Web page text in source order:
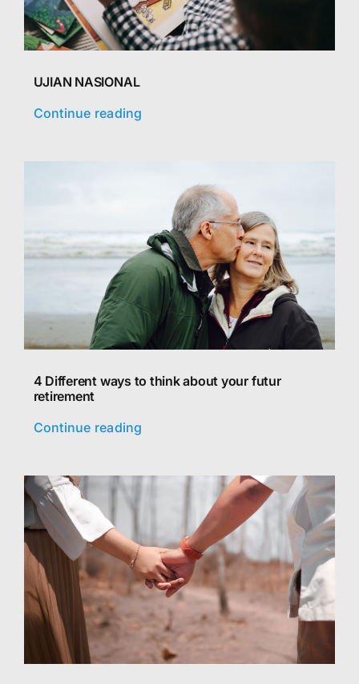
UJIAN NASIONAL
Continue reading
4 Different ways to think about your futur
retirement
Continue reading